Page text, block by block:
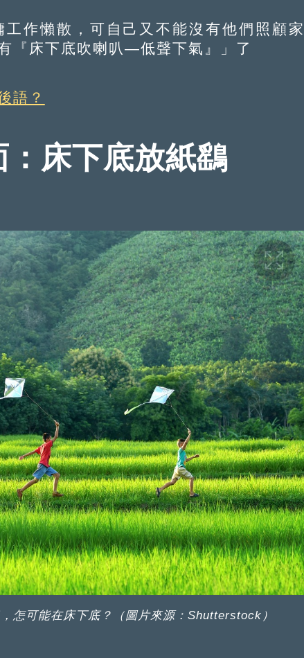
懶散，可自己又不能沒有他們照顧家
『床下底吹喇叭—低聲下氣』」了
語？
：床下底放紙鷂
怎可能在床下底？（圖片來源：Shutterstock）